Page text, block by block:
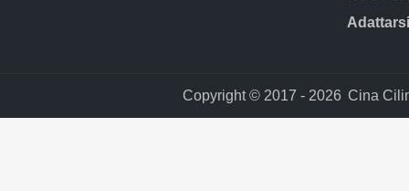
Copyright © 2017 - 2026 Cina